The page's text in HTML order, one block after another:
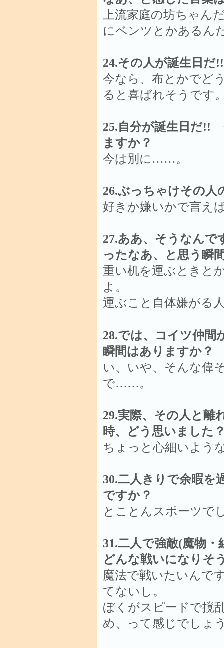
上流家庭の坊ちゃん
にベンツとかあるん
24.その人が誕生日
今なら、布とかでど
ると喜ばれそうです
25.自分が誕生日だ!!
ますか？
今は別に……。
26.ぶっちゃけその人
好きか嫌いかで言え
27.ああ、そうなんで
ったなあ、と思う瞬
重い机を運ぶときと
よ。
運ぶこと自体嫌がる
28.では、コイツ仲間
瞬間はありますか？
い、いや、そんな偉
で……。
29.実際、その人と
時、どう思いました
ちょっと心細いよう
30.二人きりで余暇を
ですか？
とことんスポーツで
31.二人で強敵(魔物
どんな戦いになりそ
魔法で戦いたいん
てないし。
ぼくがスピードで撹
め、って感じでしょ